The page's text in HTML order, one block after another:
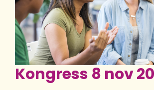
Kongress 8 nov